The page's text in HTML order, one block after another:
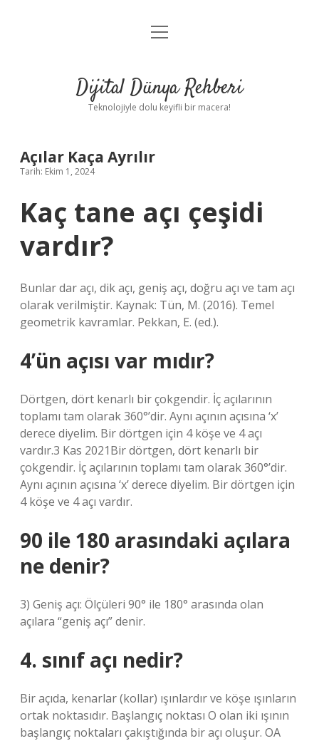
Anasayfa
Yasal Uyarı
menüyü
Dijital Dünya Rehberi
Teknolojiyle dolu keyifli bir macera!
Açılar Kaça Ayrılır
Tarih: Ekim 1, 2024
Kaç tane açı çeşidi
vardır?
Bunlar dar açı, dik açı, geniş açı, doğru açı ve tam açı
olarak verilmiştir. Kaynak: Tün, M. (2016). Temel
geometrik kavramlar. Pekkan, E. (ed.).
4’ün açısı var mıdır?
Dörtgen, dört kenarlı bir çokgendir. İç açılarının
toplamı tam olarak 360°’dir. Aynı açının açısına ‘x’
derece diyelim. Bir dörtgen için 4 köşe ve 4 açı
vardır.3 Kas 2021Bir dörtgen, dört kenarlı bir
çokgendir. İç açılarının toplamı tam olarak 360°’dir.
Aynı açının açısına ‘x’ derece diyelim. Bir dörtgen için
4 köşe ve 4 açı vardır.
90 ile 180 arasındaki açılara
ne denir?
3) Geniş açı: Ölçüleri 90° ile 180° arasında olan
açılara “geniş açı” denir.
4. sınıf açı nedir?
Bir açıda, kenarlar (kollar) ışınlardır ve köşe ışınların
ortak noktasıdır. Başlangıç ​​noktası O olan iki ışının
başlangıç ​​noktaları çakıştığında bir açı oluşur. OA